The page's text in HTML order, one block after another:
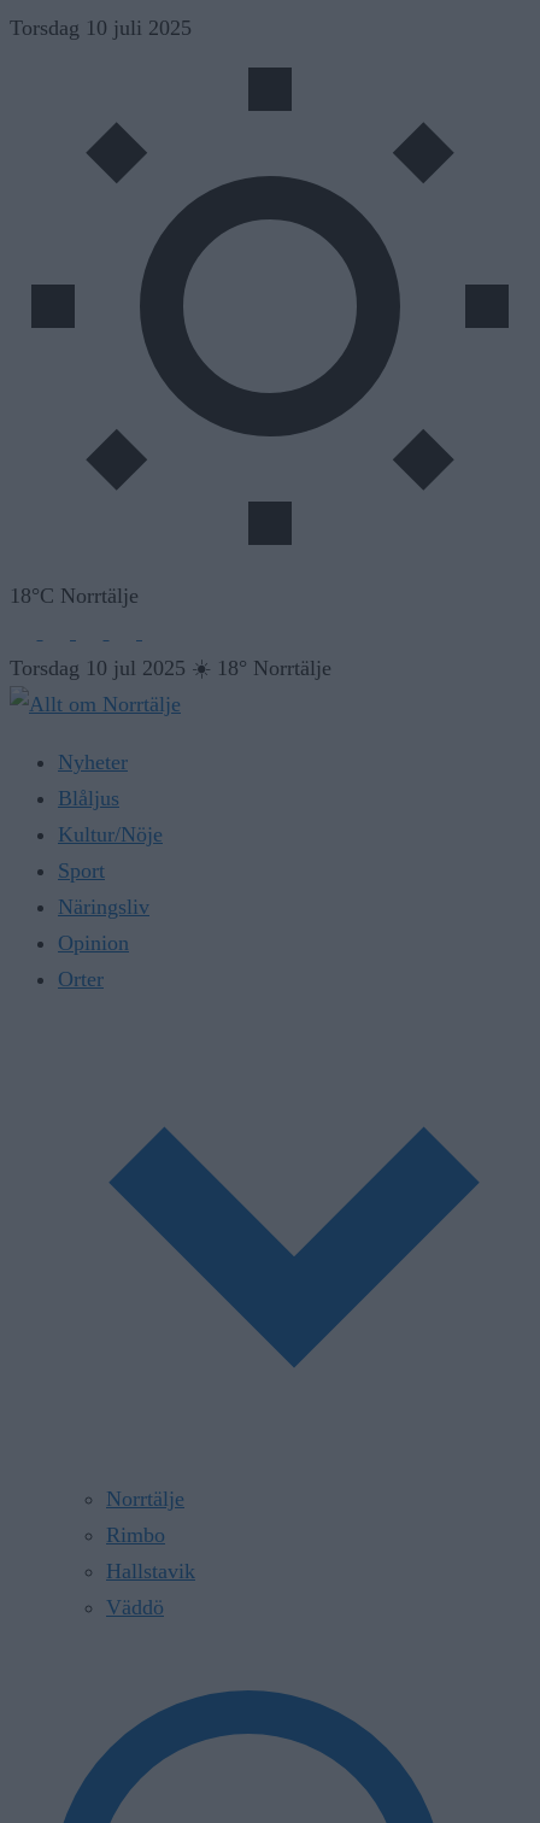
Skip
Torsdag 10 juli 2025
18°C Norrtälje
Torsdag 10 jul 2025 ☀️ 18° Norrtälje
Nyheter
Blåljus
Kultur/Nöje
Sport
Näringsliv
Opinion
Orter
Norrtälje
Rimbo
Hallstavik
Väddö